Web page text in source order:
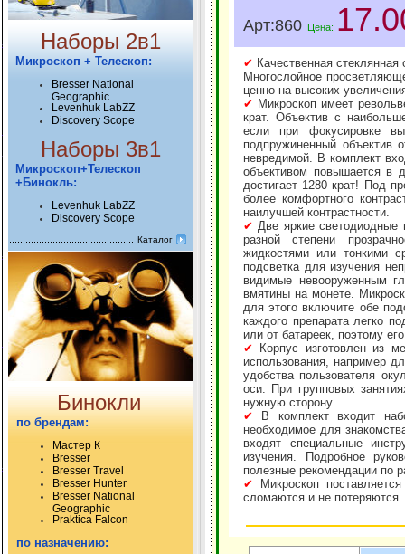
Наборы 2в1
Микроскоп + Телескоп:
Bresser National
Geographic
Levenhuk LabZZ
Discovery Scope
Наборы 3в1
Микроскоп+Телескоп
+Бинокль:
Levenhuk LabZZ
Discovery Scope
Каталог
Бинокли
по брендам:
Мастер К
Bresser
Bresser Travel
Bresser Hunter
Bresser National
Geographic
Praktica Falcon
по назначению:
Арт:860 Цена:
✔ Качественная
Многослойное
ценно на высоких
✔ Микроскоп имеет
крат. Объектив с
если при фокусировке вы
подпружиненный объектив
невредимой. В комплект
объективом повышается в
достигает 1280 крат! Под
более комфортного
наилучшей контрастности.
✔ Две яркие светодиодные
разной степени
жидкостями или тонкими
подсветка для изучения
видимые невооруженным
вмятины на монете.
для этого включите обе
каждого препарата легко
или от батареек, поэтому
✔ Корпус изготовлен из
использования, например
удобства пользователя
оси. При групповых
нужную сторону.
✔ В комплект входит
необходимое для
входят специальные
изучения. Подробное
полезные рекомендации по
✔ Микроскоп
сломаются и не